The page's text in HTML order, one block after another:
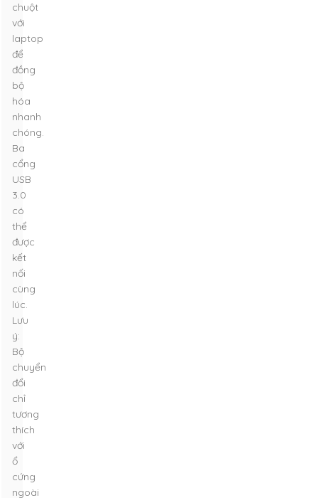
chuột
với
laptop
để
đồng
bộ
hóa
nhanh
chóng.
Ba
cổng
USB
3.0
có
thể
được
kết
nối
cùng
lúc.
Lưu
ý:
Bộ
chuyển
đổi
chỉ
tương
thích
với
ổ
cứng
ngoài